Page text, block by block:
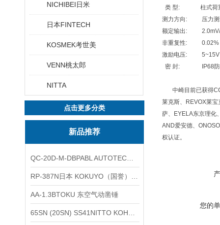
NICHIBEI日米
日本FINTECH
KOSMEK考世美
VENN桃太郎
NITTA
点击更多分类
新品推荐
AA-1.3BTOKU 东空气动凿锤
类 型: 柱式荷
测力方向: 压力测
额定输出:
非重复性: 0.02%
激励电压: 5~15V
密 封: IP68防
中崎目前已获得
莱克斯、REVOX莱宝
萨、EYELA东京理化
AND爱安德、
权认证。
您的